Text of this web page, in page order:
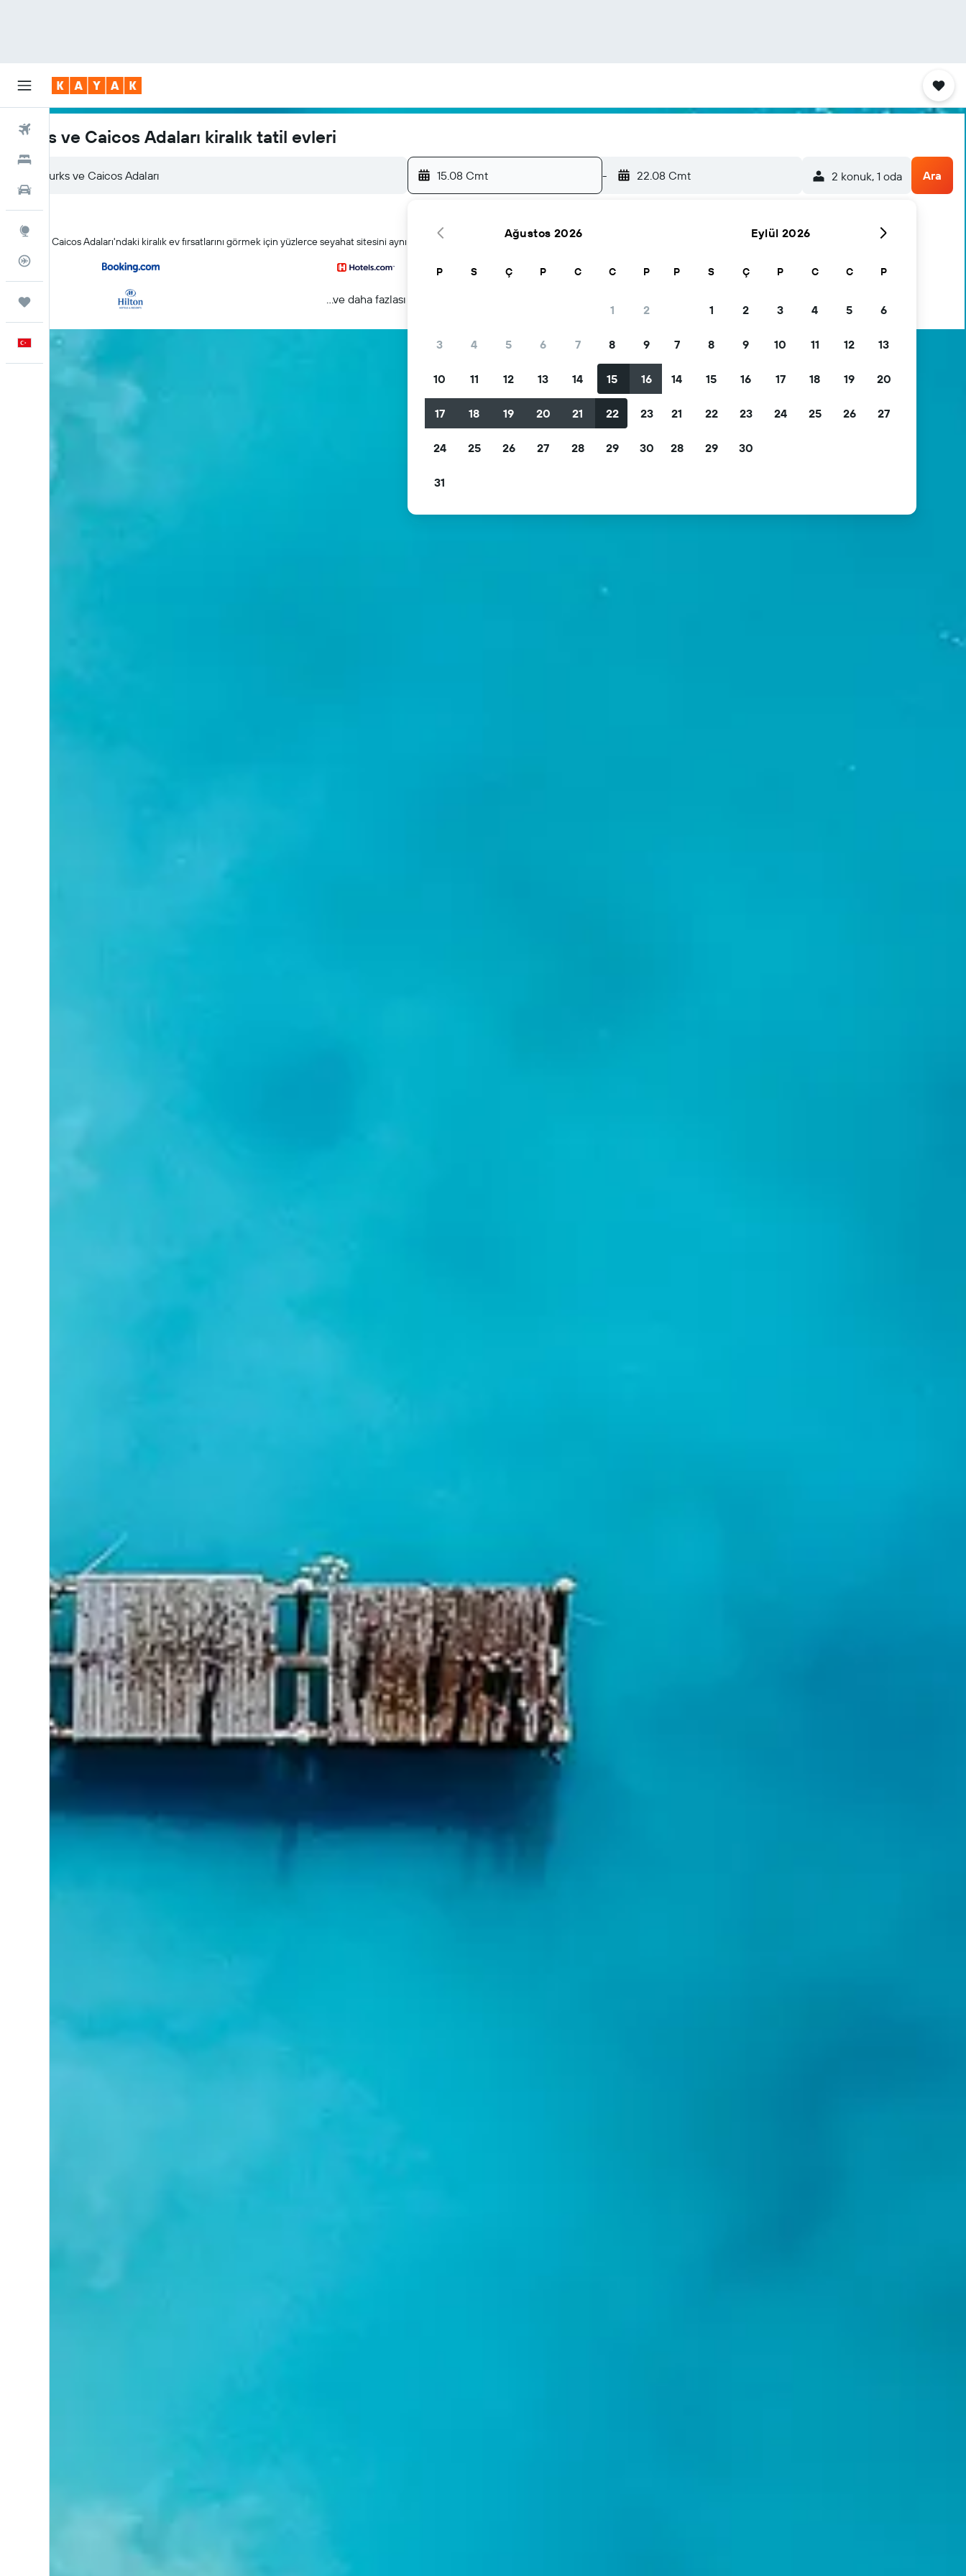
Uçuş Takipçisi
Türkçe
Turks ve Caicos Adaları kiralık tatil evleri
15.08 Cmt - 22.08 Cmt 2 konuk, 1 oda Ara
Turks ve Caicos Adaları'ndaki kiralık ev fırsatlarını görmek için yüzlerce seyahat sitesini aynı anda arayın
...ve daha fazlası
Ağustos 2026
P S Ç P C C P
1 2
3 4 5 6 7 8 9
10 11 12 13 14 15 16
17 18 19 20 21 22 23
24 25 26 27 28 29 30
31
Eylül 2026
P S Ç P C C P
1 2 3 4 5 6
7 8 9 10 11 12 13
14 15 16 17 18 19 20
21 22 23 24 25 26 27
28 29 30